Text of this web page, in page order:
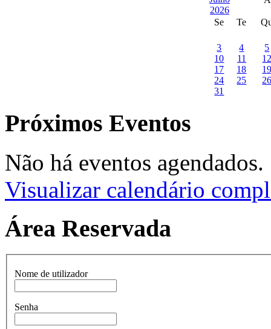
Se Te
3 4
5
10
11
17
18
24
25
31
Próximos Eventos
Não há eventos agendados.
Visualizar calendário
Área Reservada
Nome de utilizador
Senha